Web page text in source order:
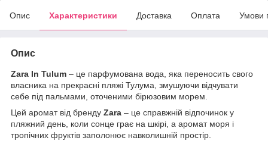
Опис Характеристики Доставка Оплата Умови
Опис
Zara In Tulum – це парфумована вода, яка переносить свого
власника на прекрасні пляжі Тулума, змушуючи відчувати
себе під пальмами, оточеними бірюзовим морем.
Цей аромат від бренду Zara – це справжній відпочинок у
пляжний день, коли сонце грає на шкірі, а аромат моря і
тропічних фруктів заполонює навколишній простір.